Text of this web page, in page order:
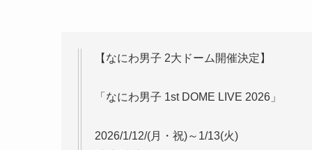
【なにわ男子 2大ドーム開催決定】
「なにわ男子 1st DOME LIVE 2026」
2026/1/12/(月・祝)～1/13(火)